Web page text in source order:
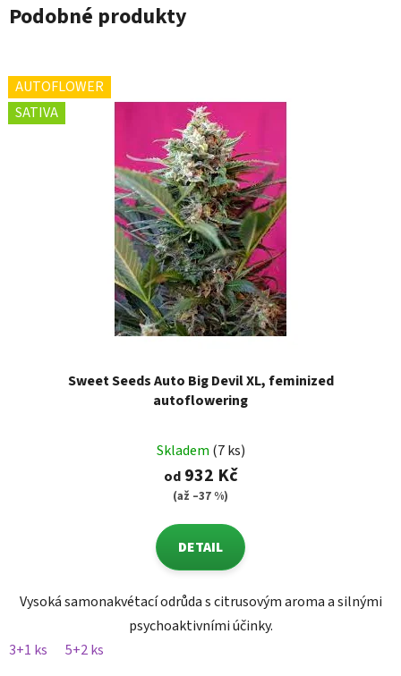
Podobné produkty
AUTOFLOWER
SATIVA
Sweet Seeds Auto Big Devil XL, feminized
autoflowering
Skladem (7 ks)
od932 Kč
(až –37 %)
DETAIL
Vysoká samonakvétací odrůda s citrusovým aroma a silnými
psychoaktivními účinky.
3+1 ks
5+2 ks